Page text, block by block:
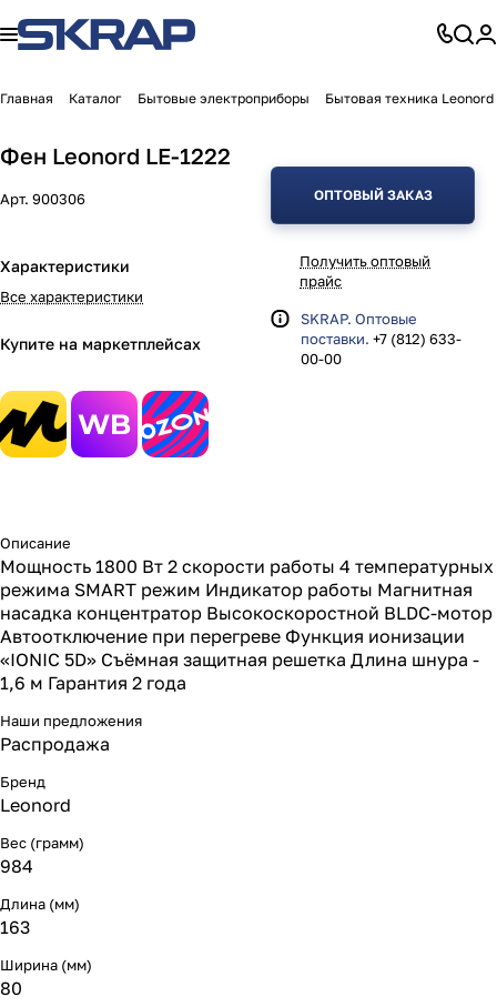
Главная Каталог Бытовые электроприборы Бытовая техника Leonord
Фен Leonord LE-1222
Арт. 900306
Характеристики
Все характеристики
Купите на маркетплейсах
ОПТОВЫЙ ЗАКАЗ
Получить оптовый
прайс
SKRAP. Оптовые
поставки. +7 (812) 633-
00-00
Описание
Мощность 1800 Вт 2 скорости работы 4 температурных
режима SMART режим Индикатор работы Магнитная
насадка концентратор Высокоскоростной BLDC-мотор
Автоотключение при перегреве Функция ионизации
«IONIC 5D» Съёмная защитная решетка Длина шнура -
1,6 м Гарантия 2 года
Наши предложения
Распродажа
Бренд
Leonord
Вес (грамм)
984
Длина (мм)
163
Ширина (мм)
80